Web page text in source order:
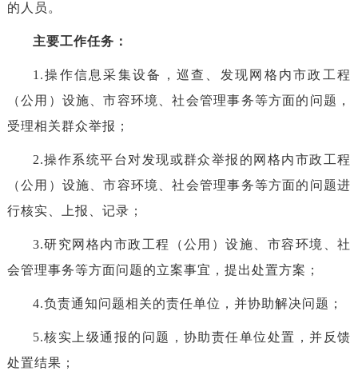
的人员。
主要工作任务：
1.操作信息采集设备，巡查、发现网格内市政工程
（公用）设施、市容环境、社会管理事务等方面的问题，
受理相关群众举报；
2.操作系统平台对发现或群众举报的网格内市政工程
（公用）设施、市容环境、社会管理事务等方面的问题进
行核实、上报、记录；
3.研究网格内市政工程（公用）设施、市容环境、社
会管理事务等方面问题的立案事宜，提出处置方案；
4.负责通知问题相关的责任单位，并协助解决问题；
5.核实上级通报的问题，协助责任单位处置，并反馈
处置结果；